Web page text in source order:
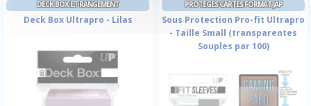
DECK BOX ET RANGEMENT
Deck Box Ultrapro - Lilas
PROTÈGES CARTES FORMAT JAP
Sous Protection Pro-fit Ultrapro
- Taille Small (transparentes
Souples par 100)